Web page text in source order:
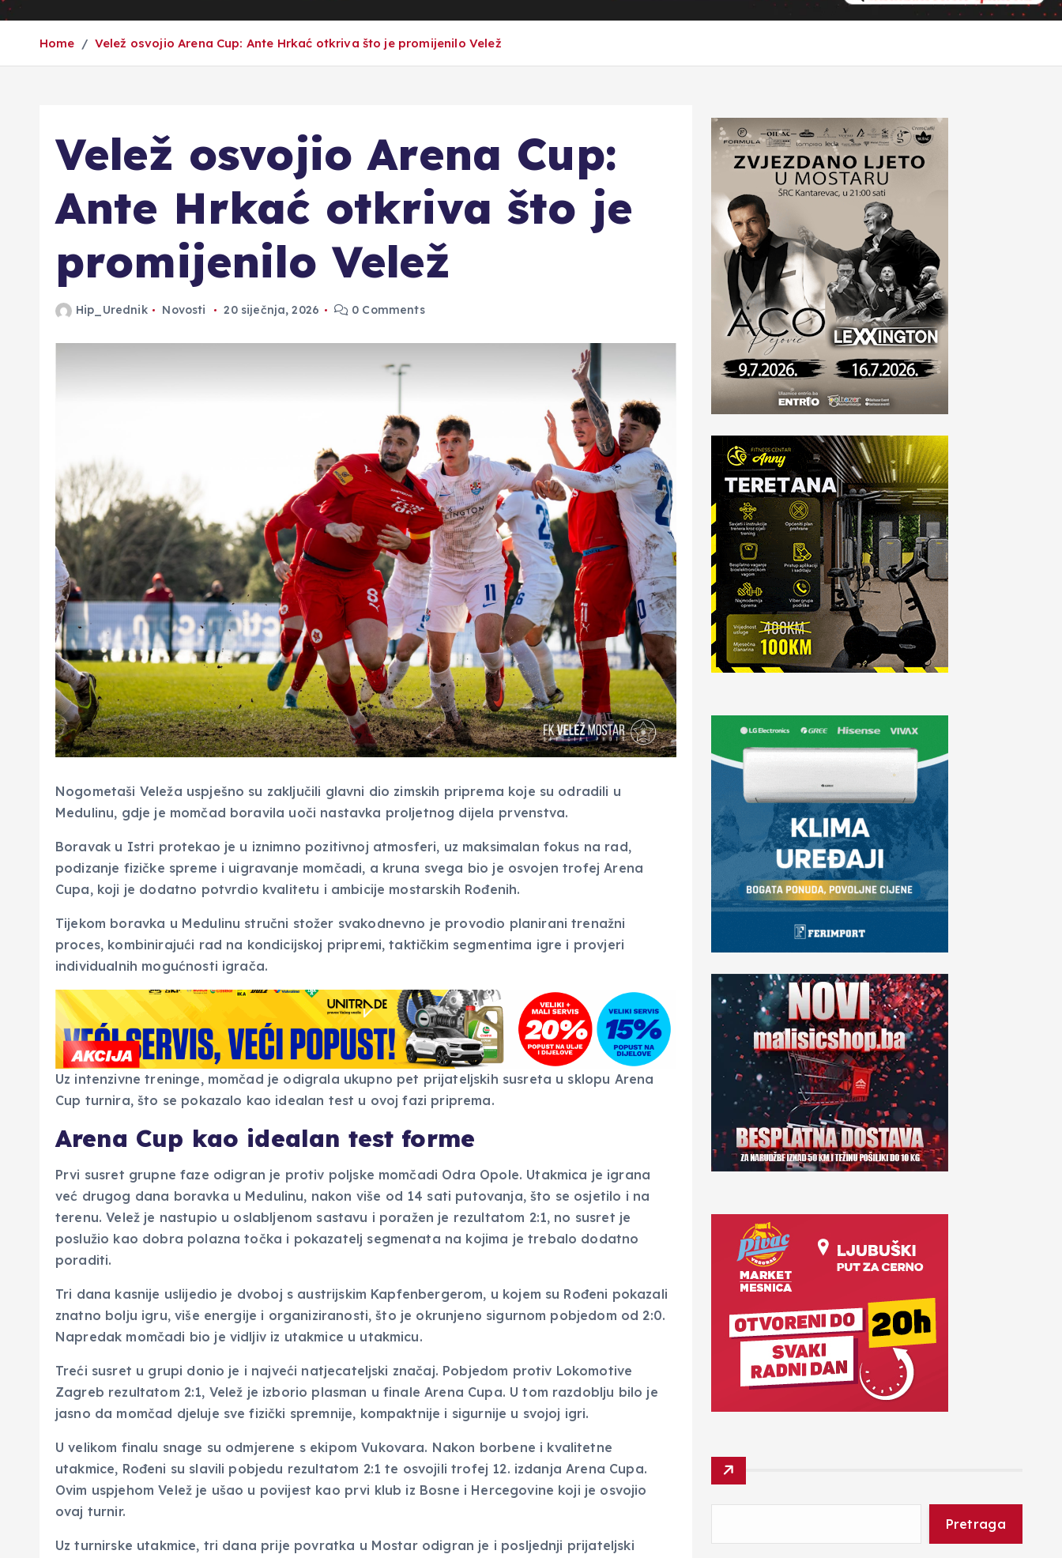
Home Velež osvojio Arena Cup: Ante Hrkać otkriva što je promijenilo Velež
Velež osvojio Arena Cup:
Ante Hrkać otkriva što je
promijenilo Velež
Hip_Urednik Novosti 20 siječnja, 2026 0 Comments
Nogometaši Veleža uspješno su zaključili glavni dio zimskih priprema koje su odradili u
Medulinu, gdje je momčad boravila uoči nastavka proljetnog dijela prvenstva.
Boravak u Istri protekao je u iznimno pozitivnoj atmosferi, uz maksimalan fokus na rad,
podizanje fizičke spreme i uigravanje momčadi, a kruna svega bio je osvojen trofej Arena
Cupa, koji je dodatno potvrdio kvalitetu i ambicije mostarskih Rođenih.
Tijekom boravka u Medulinu stručni stožer svakodnevno je provodio planirani trenažni
proces, kombinirajući rad na kondicijskoj pripremi, taktičkim segmentima igre i provjeri
individualnih mogućnosti igrača.
Uz intenzivne treninge, momčad je odigrala ukupno pet prijateljskih susreta u sklopu Arena
Cup turnira, što se pokazalo kao idealan test u ovoj fazi priprema.
Arena Cup kao idealan test forme
Prvi susret grupne faze odigran je protiv poljske momčadi Odra Opole. Utakmica je igrana
već drugog dana boravka u Medulinu, nakon više od 14 sati putovanja, što se osjetilo i na
terenu. Velež je nastupio u oslabljenom sastavu i poražen je rezultatom 2:1, no susret je
poslužio kao dobra polazna točka i pokazatelj segmenata na kojima je trebalo dodatno
poraditi.
Tri dana kasnije uslijedio je dvoboj s austrijskim Kapfenbergerom, u kojem su Rođeni pokazali
znatno bolju igru, više energije i organiziranosti, što je okrunjeno sigurnom pobjedom od 2:0.
Napredak momčadi bio je vidljiv iz utakmice u utakmicu.
Treći susret u grupi donio je i najveći natjecateljski značaj. Pobjedom protiv Lokomotive
Zagreb rezultatom 2:1, Velež je izborio plasman u finale Arena Cupa. U tom razdoblju bilo je
jasno da momčad djeluje sve fizički spremnije, kompaktnije i sigurnije u svojoj igri.
U velikom finalu snage su odmjerene s ekipom Vukovara. Nakon borbene i kvalitetne
utakmice, Rođeni su slavili pobjedu rezultatom 2:1 te osvojili trofej 12. izdanja Arena Cupa.
Ovim uspjehom Velež je ušao u povijest kao prvi klub iz Bosne i Hercegovine koji je osvojio
ovaj turnir.
Uz turnirske utakmice, tri dana prije povratka u Mostar odigran je i posljednji prijateljski
Pretraga